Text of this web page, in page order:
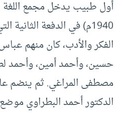
1940م) في الدفعة
الفكر والأدب، كان منهم
حسين، وأحمد أمين، وأحمد
الدكتور أحمد البطراوي